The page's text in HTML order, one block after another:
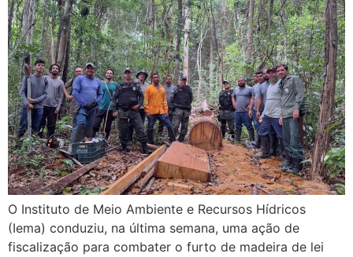
O Instituto de Meio Ambiente e Recursos Hídricos
(Iema) conduziu, na última semana, uma ação de
fiscalização para combater o furto de madeira de lei